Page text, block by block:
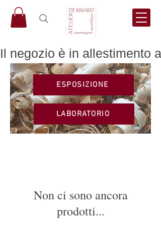
Il negozio è in allestimento
Non ci sono ancora
prodotti...
ESPOSIZIONE
LABORATORIO